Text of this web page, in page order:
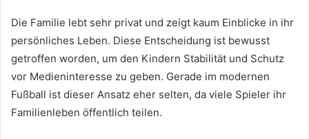
Die Familie lebt sehr privat und zeigt kaum Einblicke in ihr
persönliches Leben. Diese Entscheidung ist bewusst
getroffen worden, um den Kindern Stabilität und Schutz
vor Medieninteresse zu geben. Gerade im modernen
Fußball ist dieser Ansatz eher selten, da viele Spieler ihr
Familienleben öffentlich teilen.